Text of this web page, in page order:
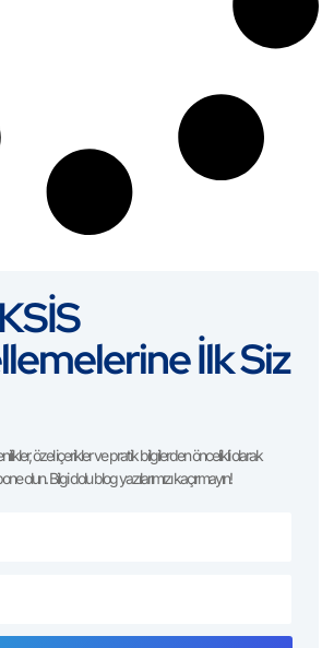
İlk Siz
özel içerikler ve pratik bilgilerden öncelikli olarak
olun. Bilgi dolu blog yazılarımızı kaçırmayın!